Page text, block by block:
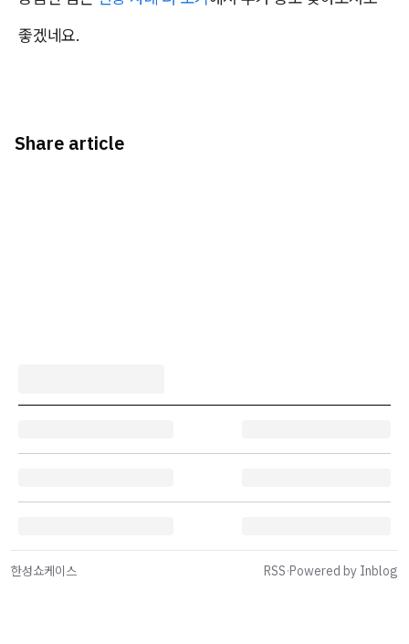
좋겠네요.
Share article
한성쇼케이스 RSS·Powered by Inblog